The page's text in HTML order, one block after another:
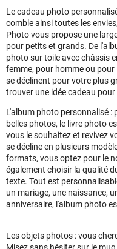
Le cadeau photo
comble ainsi toutes les
Photo vous propose une
pour petits et grands. De l'
photo sur toile avec châssis
femme, pour homme ou
se déclinent pour votre plus
trouver une idée cadeau
L'album photo personnalisé :
belles photos, le livre photo
vous le souhaitez et revivez
se décline en plusieurs
formats, vous optez pour le
également choisir la qualité
texte. Tout est
un mariage, une naissance,
anniversaire, l'album photo
Les objets photos : vous